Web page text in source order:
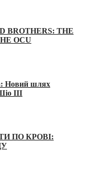
BROTHERS: THE
OCU
Новий шлях
III
ПО КРОВІ: